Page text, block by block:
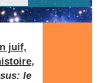
juif,
,
le